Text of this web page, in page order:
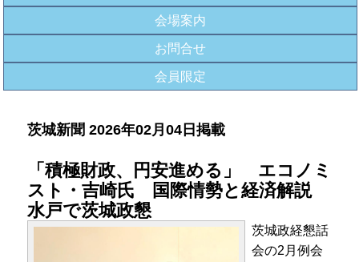
会場案内
お問合せ
会員限定
茨城新聞 2026年02月04日掲載
「積極財政、円安進める」 エコノミ
スト・吉崎氏 国際情勢と経済解説
水戸で茨城政懇
茨城政経懇話
会の2月例会